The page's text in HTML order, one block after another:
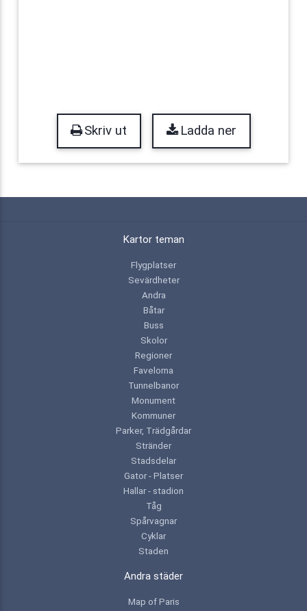
Skriv ut Ladda ner
Kartor teman
Flygplatser
Sevärdheter
Andra
Båtar
Buss
Skolor
Regioner
Favelorna
Tunnelbanor
Monument
Kommuner
Parker, Trädgårdar
Stränder
Stadsdelar
Gator - Platser
Hallar - stadion
Tåg
Spårvagnar
Cyklar
Staden
Andra städer
Map of Paris